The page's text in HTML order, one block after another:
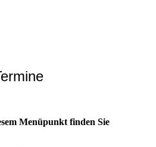
Menüpunkt finden Sie